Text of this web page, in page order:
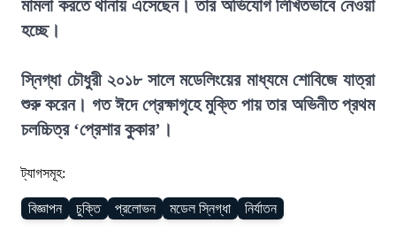
মামলা করতে থানায় এসেছেন। তার অভিযোগ লিখিতভাবে নেওয়া
হচ্ছে।
স্নিগ্ধা চৌধুরী ২০১৮ সালে মডেলিংয়ের মাধ্যমে শোবিজে যাত্রা
শুরু করেন। গত ঈদে প্রেক্ষাগৃহে মুক্তি পায় তার অভিনীত প্রথম
চলচ্চিত্র ‘প্রেশার কুকার’।
ট্যাগসমূহ:
বিজ্ঞাপন চুক্তি প্রলোভন মডেল স্নিগ্ধা নির্যাতন